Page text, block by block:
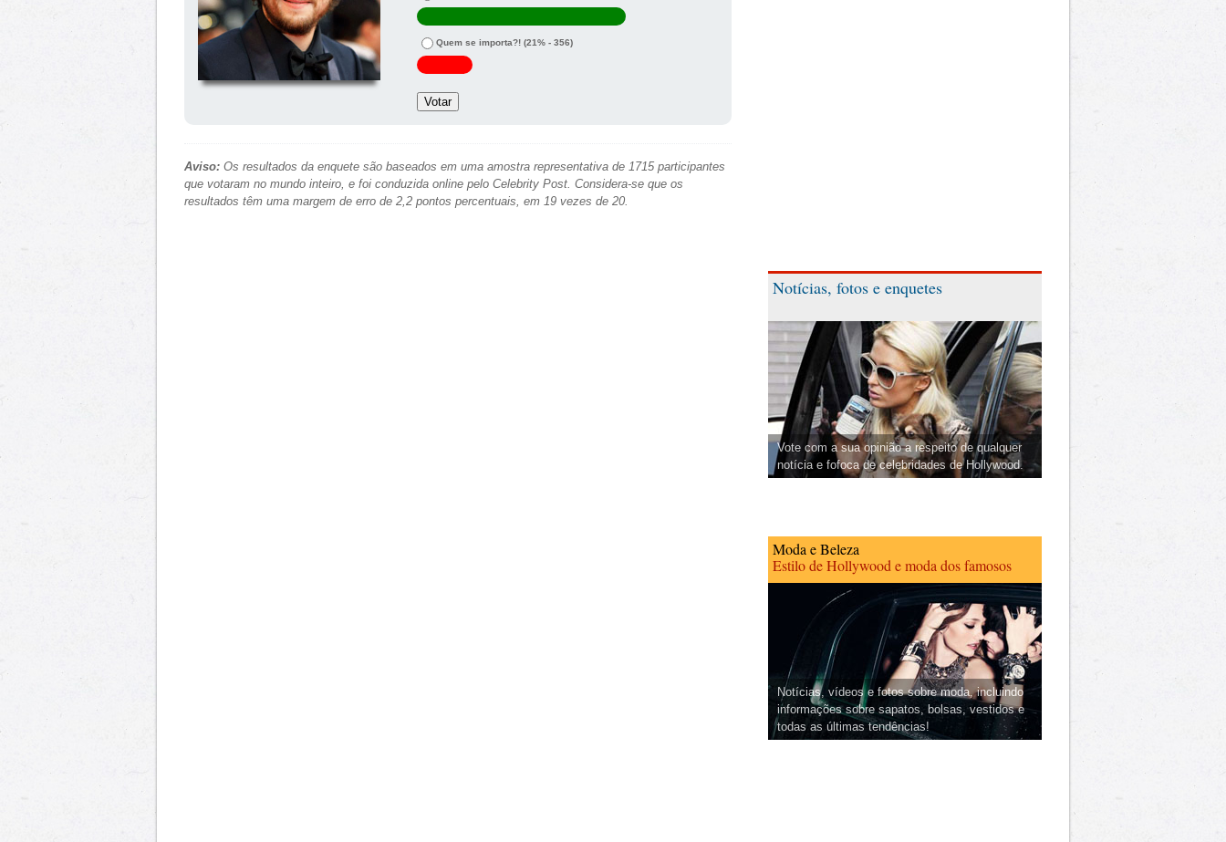
Quem se importa?! (21% - 356)
Aviso: Os resultados da enquete são baseados em uma amostra representativa de 1715 participantes
que votaram no mundo inteiro, e foi conduzida online pelo Celebrity Post. Considera-se que os
resultados têm uma margem de erro de 2,2 pontos percentuais, em 19 vezes de 20.
Notícias, fotos e enquetes
Vote com a sua opinião a respeito de qualquer
notícia e fofoca de celebridades de Hollywood.
Moda e Beleza
Estilo de Hollywood e moda dos famosos
Notícias, vídeos e fotos sobre moda, incluindo
informações sobre sapatos, bolsas, vestidos e
todas as últimas tendências!